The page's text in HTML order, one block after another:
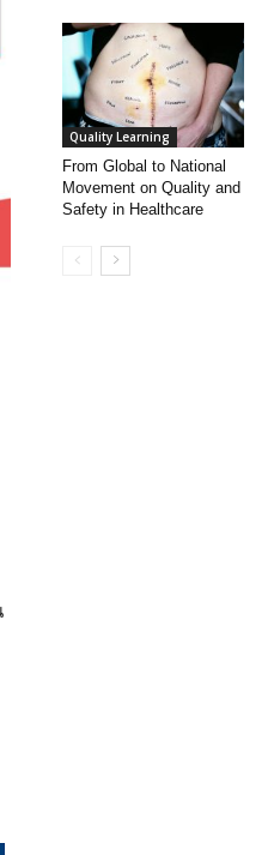
Quality Learning
From Global to National
Movement on Quality and
Safety in Healthcare